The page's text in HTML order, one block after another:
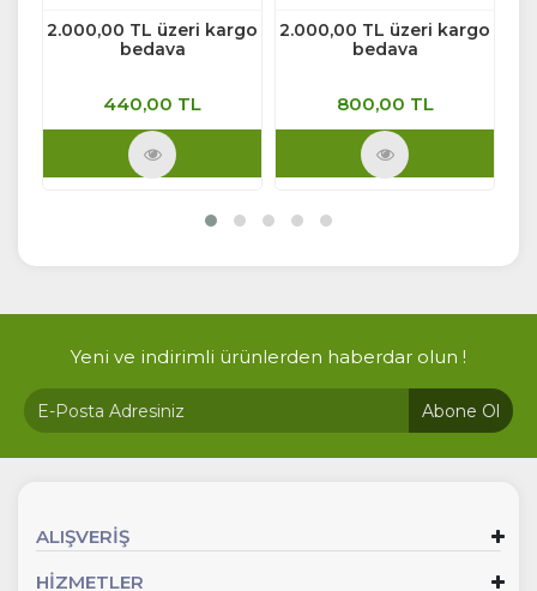
2.000,00 TL üzeri kargo
bedava
440,00 TL
2.000,00 TL üzeri kargo
bedava
800,00 TL
Yeni ve indirimli ürünlerden haberdar olun !
Abone Ol
ALIŞVERİŞ
HİZMETLER